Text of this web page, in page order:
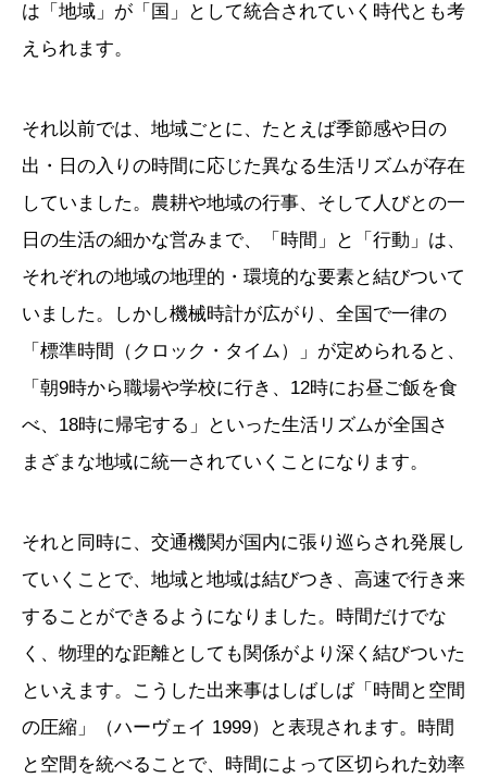
は「地域」が「国」として統合されていく時代とも考
えられます。
それ以前では、地域ごとに、たとえば季節感や日の
出・日の入りの時間に応じた異なる生活リズムが存在
していました。農耕や地域の行事、そして人びとの一
日の生活の細かな営みまで、「時間」と「行動」は、
それぞれの地域の地理的・環境的な要素と結びついて
いました。しかし機械時計が広がり、全国で一律の
「標準時間（クロック・タイム）」が定められると、
「朝9時から職場や学校に行き、12時にお昼ご飯を食
べ、18時に帰宅する」といった生活リズムが全国さ
まざまな地域に統一されていくことになります。
それと同時に、交通機関が国内に張り巡らされ発展し
ていくことで、地域と地域は結びつき、高速で行き来
することができるようになりました。時間だけでな
く、物理的な距離としても関係がより深く結びついた
といえます。こうした出来事はしばしば「時間と空間
の圧縮」（ハーヴェイ 1999）と表現されます。時間
と空間を統べることで、時間によって区切られた効率